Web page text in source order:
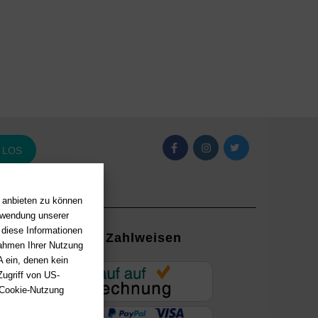
zu können
unserer
Informationen
Ihrer Nutzung
ein, denen kein
von US-
Nutzung
LOS
mit
Zahlweisen